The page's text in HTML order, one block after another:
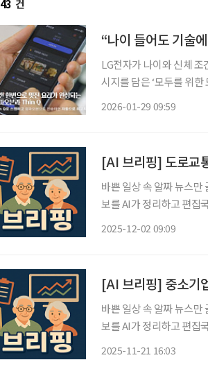
43 건
“나이 들어도 기술
LG전자가 나이와 신체
시지를 담은 ‘모두를 위
2026-01-29 09:59
[AI 브리핑] 도로교
바쁜 일상 속 알짜 뉴스
보를 AI가 정리하고 편집국 기자가 검수
2025-12-02 09:09
[AI 브리핑] 중소기
바쁜 일상 속 알짜 뉴스
보를 AI가 정리하고 편집국 기자가 검
2025-11-21 16:03